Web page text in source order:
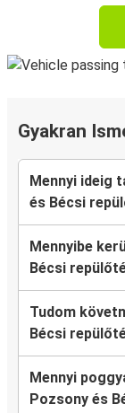
Gyakran
Mennyi ideig
és Bécsi
Mennyibe
Bécsi
Tudom
Bécsi
Mennyi
Pozsony és